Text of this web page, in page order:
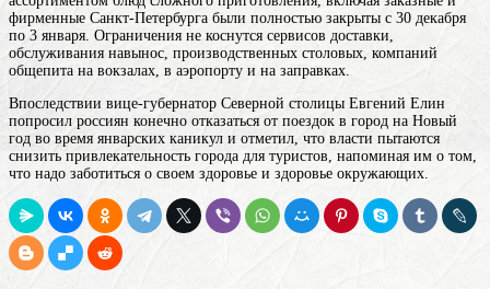
фирменные Санкт-Петербурга были полностью закрыты с 30 декабря
по 3 января. Ограничения не коснутся сервисов доставки,
обслуживания навынос, производственных столовых, компаний
общепита на вокзалах, в аэропорту и на заправках.
Впоследствии вице-губернатор Северной столицы Евгений Елин
попросил россиян конечно отказаться от поездок в город на Новый
год во время январских каникул и отметил, что власти пытаются
снизить привлекательность города для туристов, напоминая им о том,
что надо заботиться о своем здоровье и здоровье окружающих.